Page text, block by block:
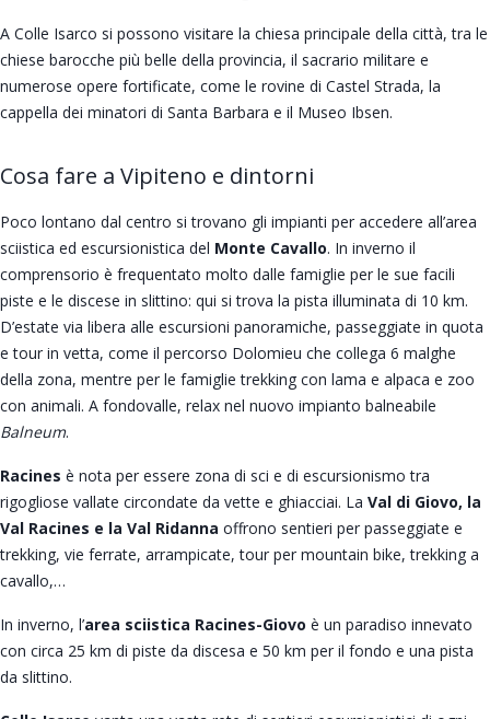
A Colle Isarco si possono visitare la chiesa principale della città, tra le
chiese barocche più belle della provincia, il sacrario militare e
numerose opere fortificate, come le rovine di Castel Strada, la
cappella dei minatori di Santa Barbara e il Museo Ibsen.
Cosa fare a Vipiteno e dintorni
Poco lontano dal centro si trovano gli impianti per accedere all’area
sciistica ed escursionistica del Monte Cavallo. In inverno il
comprensorio è frequentato molto dalle famiglie per le sue facili
piste e le discese in slittino: qui si trova la pista illuminata di 10 km.
D’estate via libera alle escursioni panoramiche, passeggiate in quota
e tour in vetta, come il percorso Dolomieu che collega 6 malghe
della zona, mentre per le famiglie trekking con lama e alpaca e zoo
con animali. A fondovalle, relax nel nuovo impianto balneabile
Balneum.
Racines è nota per essere zona di sci e di escursionismo tra
rigogliose vallate circondate da vette e ghiacciai. La Val di Giovo, la
Val Racines e la Val Ridanna offrono sentieri per passeggiate e
trekking, vie ferrate, arrampicate, tour per mountain bike, trekking a
cavallo,…
In inverno, l’area sciistica Racines-Giovo è un paradiso innevato
con circa 25 km di piste da discesa e 50 km per il fondo e una pista
da slittino.